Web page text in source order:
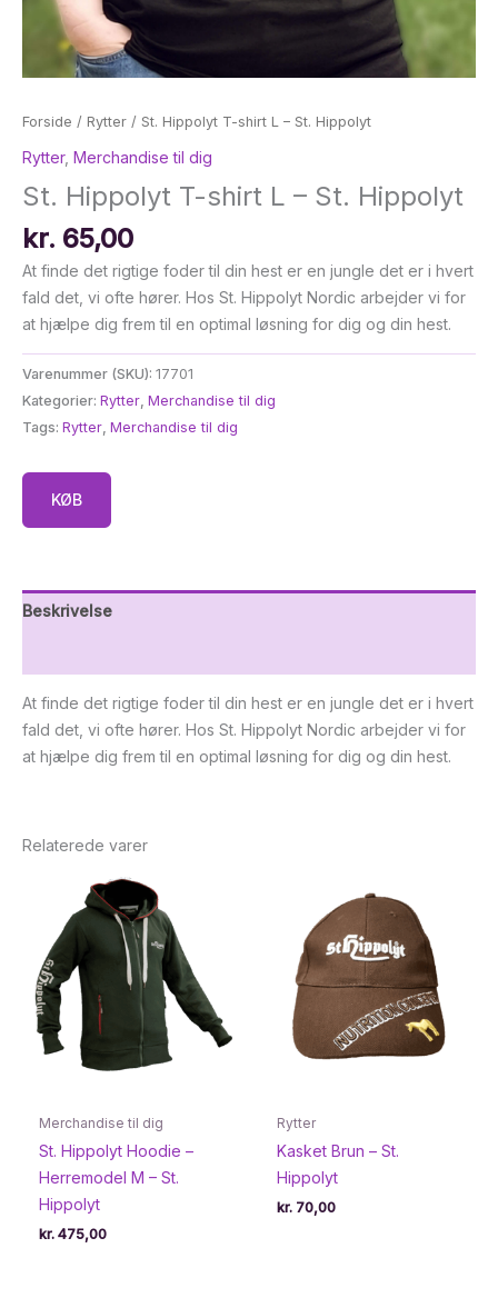
Forside / Rytter / St. Hippolyt T-shirt L – St. Hippolyt
Rytter, Merchandise til dig
St. Hippolyt T-shirt L – St. Hippolyt
kr. 65,00
At finde det rigtige foder til din hest er en jungle det er i hvert
fald det, vi ofte hører. Hos St. Hippolyt Nordic arbejder vi for
at hjælpe dig frem til en optimal løsning for dig og din hest.
Varenummer (SKU): 17701
Kategorier: Rytter Merchandise til dig
Tags: Rytter Merchandise til dig
KØB
Beskrivelse
At finde det rigtige foder til din hest er en jungle det er i hvert
fald det, vi ofte hører. Hos St. Hippolyt Nordic arbejder vi for
at hjælpe dig frem til en optimal løsning for dig og din hest.
Relaterede varer
Merchandise til dig
St. Hippolyt Hoodie –
Herremodel M – St.
Hippolyt
kr. 475,00
Rytter
Kasket Brun – St.
Hippolyt
kr. 70,00